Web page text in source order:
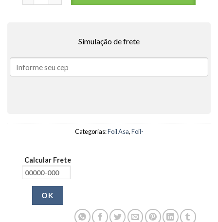
Simulação de frete
Categorias:Foil Asa,Foil-
Calcular Frete
OK